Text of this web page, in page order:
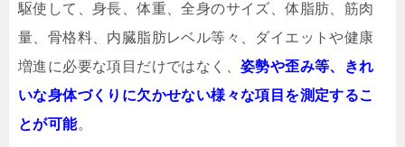
駆使して、身長、体重、全身のサイズ、体脂肪、筋肉
量、骨格料、内臓脂肪レベル等々、ダイエットや健康
増進に必要な項目だけではなく、 姿勢や歪み等、きれ
いな身体づくりに欠かせない様々な項目を測定するこ
とが可能。